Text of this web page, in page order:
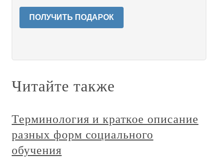
ПОЛУЧИТЬ ПОДАРОК
Читайте также
Терминология и краткое описание
разных форм социального
обучения